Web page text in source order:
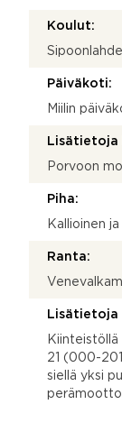
Koulut:
Päiväkoti:
Miilin
Lisätietoja
Porvoon
Piha:
Kallioinen
Ranta:
Lisätietoja
21 (000-
siellä yksi